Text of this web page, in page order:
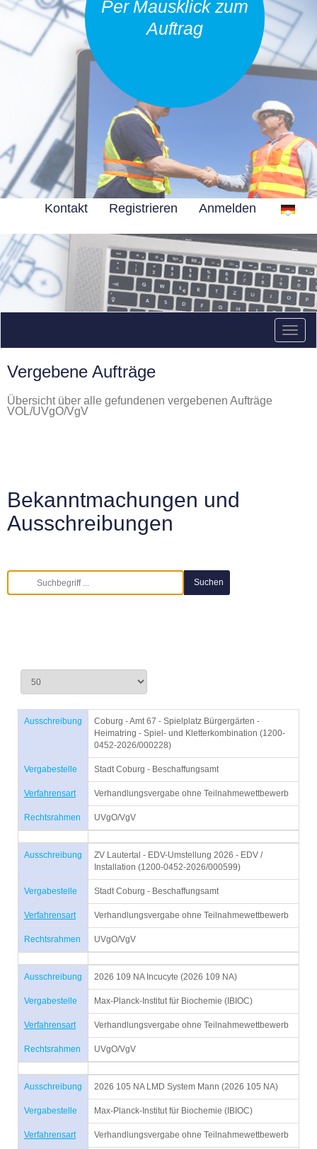
Per Mausklick zum
Auftrag
Kontakt Registrieren Anmelden
Vergebene Aufträge
Übersicht über alle gefundenen vergebenen Aufträge
VOL/UVgO/VgV
Bekanntmachungen und
Ausschreibungen
Ausschreibung
Coburg - Amt 67 - Spielplatz Bürgergärten -
Heimatring - Spiel- und Kletterkombination (1200-
0452-2026/000228)
Vergabestelle Stadt Coburg - Beschaffungsamt
Verfahrensart Verhandlungsvergabe ohne Teilnahmewettbewerb
Rechtsrahmen UVgO/VgV
Ausschreibung
ZV Lautertal - EDV-Umstellung 2026 - EDV /
Installation (1200-0452-2026/000599)
Vergabestelle Stadt Coburg - Beschaffungsamt
Verfahrensart Verhandlungsvergabe ohne Teilnahmewettbewerb
Rechtsrahmen UVgO/VgV
Ausschreibung 2026 109 NA Incucyte (2026 109 NA)
Vergabestelle Max-Planck-Institut für Biochemie (IBIOC)
Verfahrensart Verhandlungsvergabe ohne Teilnahmewettbewerb
Rechtsrahmen UVgO/VgV
Ausschreibung 2026 105 NA LMD System Mann (2026 105 NA)
Vergabestelle Max-Planck-Institut für Biochemie (IBIOC)
Verfahrensart Verhandlungsvergabe ohne Teilnahmewettbewerb